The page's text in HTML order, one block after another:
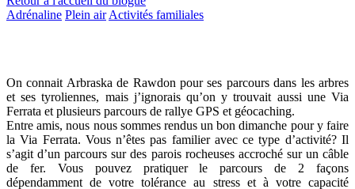
Adrénaline Plein air Activités familiales
On connait Arbraska de Rawdon pour ses parcours dans les arbres
et ses tyroliennes, mais j’ignorais qu’on y trouvait aussi une Via
Ferrata et plusieurs parcours de rallye GPS et géocaching.
Entre amis, nous nous sommes rendus un bon dimanche pour y faire
la Via Ferrata. Vous n’êtes pas familier avec ce type d’activité? Il
s’agit d’un parcours sur des parois rocheuses accroché sur un câble
de fer. Vous pouvez pratiquer le parcours de 2 façons
dépendamment de votre tolérance au stress et à votre capacité